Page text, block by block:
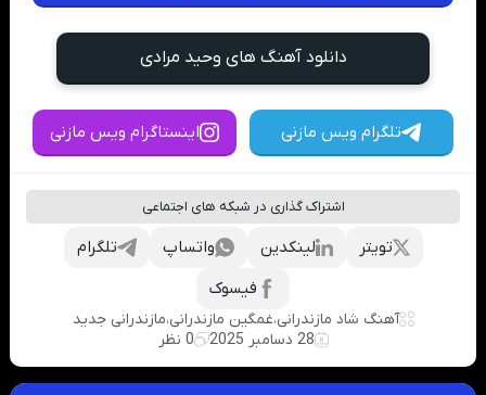
دانلود آهنگ های وحید مرادی
تلگرام ویس مازنی اینستاگرام ویس مازنی
اشتراک گذاری در شبکه های اجتماعی
تلگرام واتساپ لینکدین
تویتر
فیسوک
آهنگ شاد مازندرانی،غمگین مازندرانی،مازندرانی جدید
28 دسامبر 2025
0 نظر